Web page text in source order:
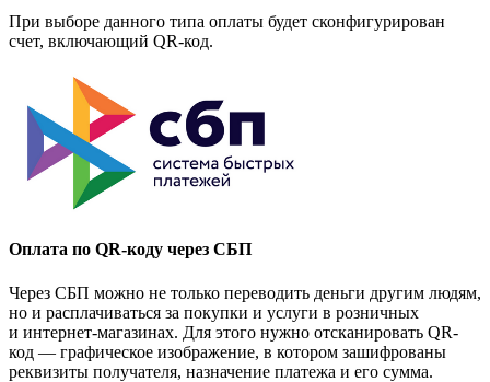
При выборе данного типа оплаты будет сконфигурирован
счет, включающий QR-код.
Оплата по QR-коду через СБП
Через СБП можно не только переводить деньги другим людям,
но и расплачиваться за покупки и услуги в розничных
и интернет-магазинах. Для этого нужно отсканировать QR-
код — графическое изображение, в котором зашифрованы
реквизиты получателя, назначение платежа и его сумма.